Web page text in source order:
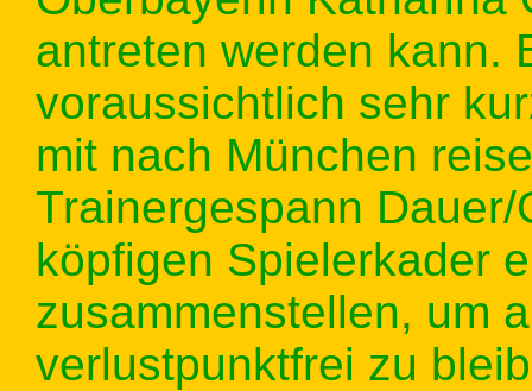
antreten werden kann.
voraussichtlich sehr
mit nach München
Trainergespann
köpfigen Spielerkader
zusammenstellen, um
verlustpunktfrei zu